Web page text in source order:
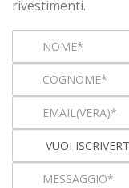
rivestimenti.